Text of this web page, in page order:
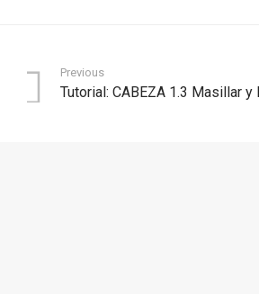
Previous
Tutorial: CABEZA 1.3 Masillar y